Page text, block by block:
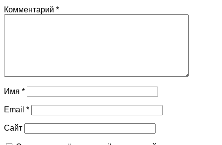
Комментарий *
Имя *
Email *
Сайт